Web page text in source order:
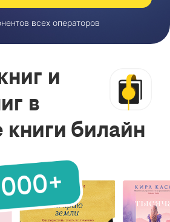
всех операторов
и
в
книги билайн